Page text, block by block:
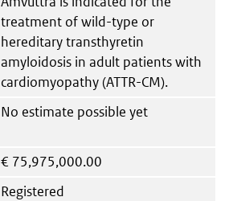
treatment of wild-type or
hereditary transthyretin
amyloidosis in adult patients with
cardiomyopathy (ATTR-CM).
No estimate possible yet
€ 75,975,000.00
Registered